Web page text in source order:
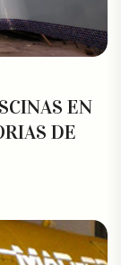
EN
DE